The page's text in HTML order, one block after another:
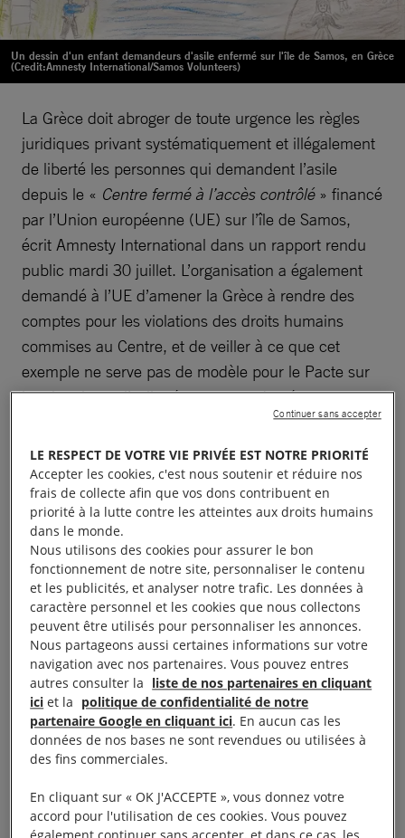
Un dessin d'un enfant demandeurs d'asile enfermé sur l'île de Samos, en Grèce
(Credit:Amnesty International/Samos Volunteers)
La Grèce doit abroger de toute urgence les règles
juridiques privant systématiquement et illégalement
de liberté les personnes qui demandent l’asile
depuis le « Centre fermé à l’accès contrôlé » financé
par l’Union européenne (UE) sur l’île de Samos,
écrit Amnesty International dans un rapport rendu
public mardi 30 juillet. L’organisation a également
demandé à l’UE d’amener la Grèce à rendre des
comptes pour les violations des droits humains
commises au Centre, et de veiller à ce que cet
exemple ne serve pas de modèle pour le Pacte sur
la migration et l’asile récemment adopté.
Samos: “We Feel in Prison on
the Island”Unlawful Detention and Sub-standard
Conditions in an EU-Funded Refugee Centre,
le recours sans discernement à des ordonnances de
«restriction de la liberté» soumettant des
résident·e·s du centre à une détention arbitraire et
illégale.
«La Grèce est depuis longtemps un terrain d’essai
pour des politiques migratoires de l’UE fondées sur
l’exclusion, sur la base de la race, des personnes en
mouvement aux frontières de la région. Les
conclusions relatives à Samos montrent que ce
Sous prétexte d’enregistrer et d’identifier les
personnes, les autorités grecques arrêtent de facto
LE RESPECT DE VOTRE VIE PRIVÉE EST NOTRE PRIORITÉ
Accepter les cookies, c'est nous soutenir et réduire nos
frais de collecte afin que vos dons contribuent en
priorité à la lutte contre les atteintes aux droits humains
dans le monde.
Nous utilisons des cookies pour assurer le bon
fonctionnement de notre site, personnaliser le contenu
et les publicités, et analyser notre trafic. Les données à
caractère personnel et les cookies que nous collectons
peuvent être utilisés pour personnaliser les annonces.
Nous partageons aussi certaines informations sur votre
navigation avec nos partenaires. Vous pouvez entres
autres consulter la liste de nos partenaires en cliquant
ici et la politique de confidentialité de notre
partenaire Google en cliquant ici. En aucun cas les
données de nos bases ne sont revendues ou utilisées à
des fins commerciales.
En cliquant sur « OK J'ACCEPTE », vous donnez votre
accord pour l'utilisation de ces cookies. Vous pouvez
Continuer sans accepter